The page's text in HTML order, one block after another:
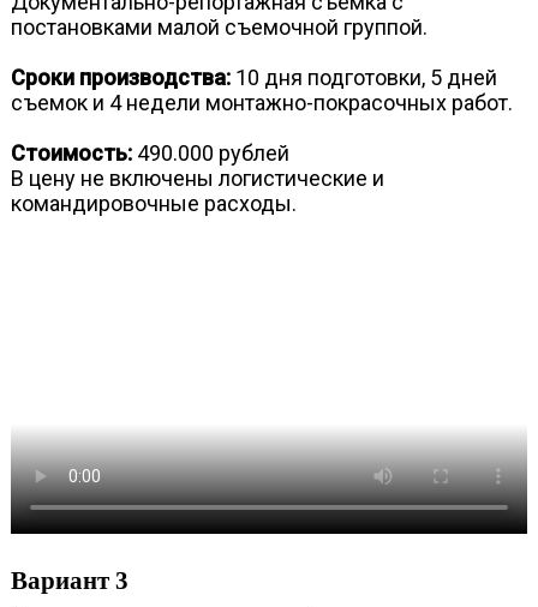
постановками малой съемочной группой.
Сроки производства: 10 дня подготовки, 5 дней
съемок и 4 недели монтажно-покрасочных работ.
Стоимость: 490.000 рублей
В цену не включены логистические и
командировочные расходы.
Вариант 3